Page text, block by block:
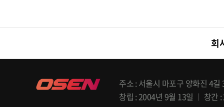
회
주소 서울시 마포구 양화진 4
창립 2004년 9월 13일 창간